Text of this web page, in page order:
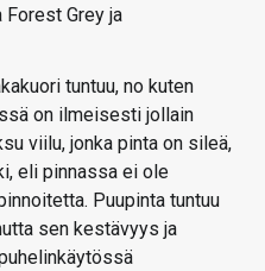
Forest Grey ja
tuntuu, no kuten
on ilmeisesti jollain
viilu, jonka pinta on sileä,
eli pinnassa ei ole
Puupinta tuntuu
sen kestävyys ja